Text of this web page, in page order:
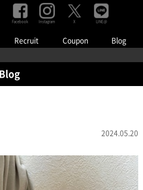
Recruit Coupon Blog
Facebook Instagram X LINE@
Blog
2024.05.20